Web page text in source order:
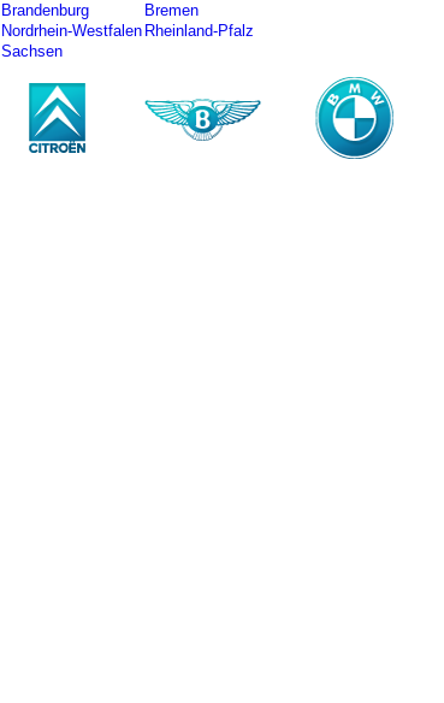
Brandenburg
Bremen
Nordrhein-Westfalen Rheinland-Pfalz
Sachsen